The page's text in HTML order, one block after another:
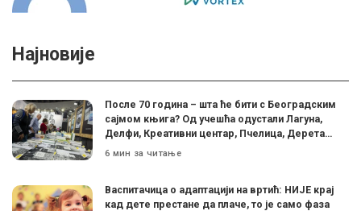
Најновије
После 70 година – шта ће бити с Београдским
сајмом књига? Од учешћа одустали Лагуна,
Делфи, Креативни центар, Пчелица, Дерета…
6 мин за читање
Васпитачица о адаптацији на вртић: НИЈЕ крај
кад дете престане да плаче, то је само фаза